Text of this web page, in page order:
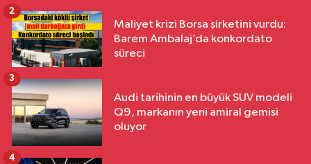
Maliyet krizi Borsa şirketini vurdu:
Barem Ambalaj’da konkordato
süreci
2
Audi tarihinin en büyük SUV modeli
Q9, markanın yeni amiral gemisi
oluyor
3
4